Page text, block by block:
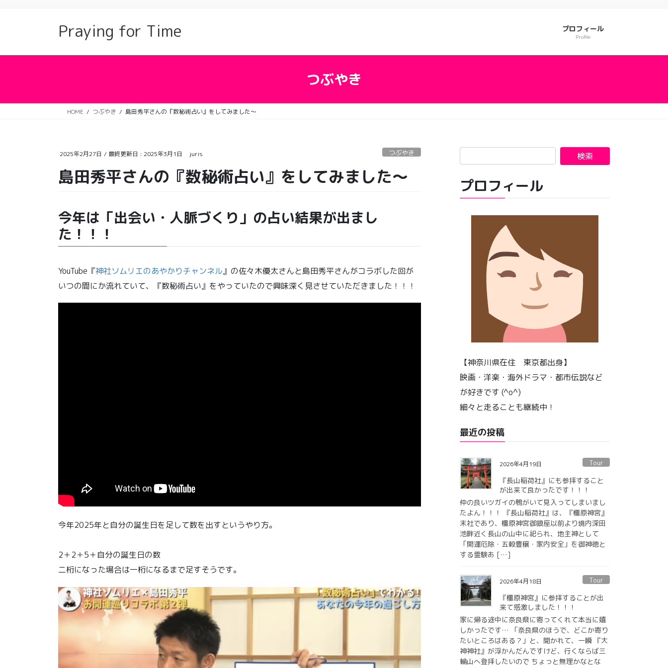
ツ
シ
移
Praying for Time プロフィール
Profile
つぶやき
HOME つぶやき 島田秀平さんの『数秘術占い』をしてみました〜
2025年2月27日 / 最終更新日 : 2025年3月1日 juris つぶやき
島田秀平さんの『数秘術占い』をしてみました〜
今年は「出会い・人脈づくり」の占い結果が出まし
た！！！
YouTube『神社ソムリエのあやかりチャンネル』の佐々木優太さんと島田秀平さんがコラボした回が
いつの間にか流れていて、『数秘術占い』をやっていたので興味深く見させていただきました！！！
今年2025年と自分の誕生日を足して数を出すというやり方。
2＋2＋5＋自分の誕生日の数
二桁になった場合は一桁になるまで足すそうです。
プロフィール
【神奈川県在住 東京都出身】
映画・洋楽・海外ドラマ・都市伝説など
が好きです (^o^)
細々と走ることも継続中！
最近の投稿
2026年4月19日 Tour
『長山稲荷社』にも参拝すること
が出来て良かったです！！！
仲の良いツガイの鴨がいて見入ってしまいまし
たよん！！！ 『長山稲荷社』は、『橿原神宮』
末社であり、橿原神宮御鎮座以前より境内深田
池畔近く長山の山中に祀られ、地主神として
「開運厄除・五穀豊穣・家内安全」を御神徳と
する霊験あ […]
2026年4月18日 Tour
『橿原神宮』に参拝することが出
来て感激しました！！！
家に帰る途中に奈良県に寄ってくれて本当に嬉
しかったです… 「奈良県のほうで、どこか寄り
たいところはある？」と、聞かれて、一瞬 『大
神神社』が浮かんだんですけど、行くならば三
輪山へ登拝したいので ちょっと無理かなとな